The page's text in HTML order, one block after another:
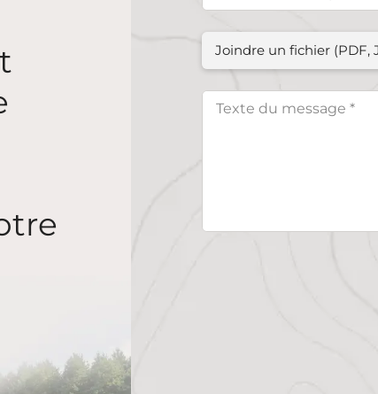
Joindre un fichier (PDF,